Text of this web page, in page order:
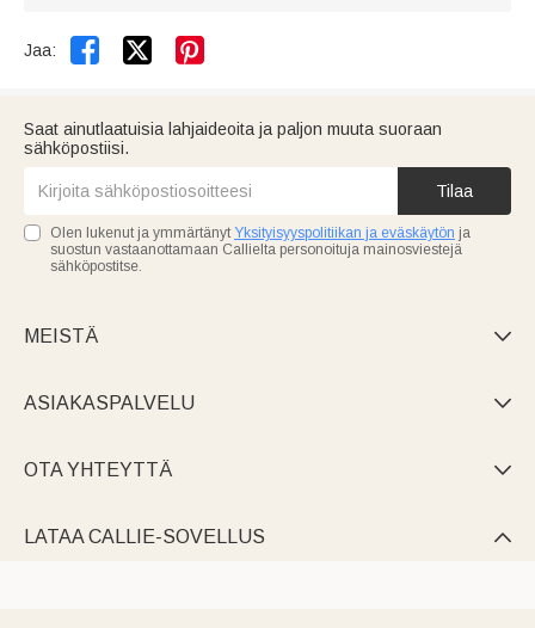
Jaa:  
Saat ainutlaatuisia lahjaideoita ja paljon muuta suoraan
sähköpostiisi.
Tilaa
Olen lukenut ja ymmärtänyt Yksityisyyspolitiikan ja eväskäytön ja
suostun vastaanottamaan Callielta personoituja mainosviestejä
sähköpostitse.
MEISTÄ 
ASIAKASPALVELU 
OTA YHTEYTTÄ 
LATAA CALLIE-SOVELLUS 